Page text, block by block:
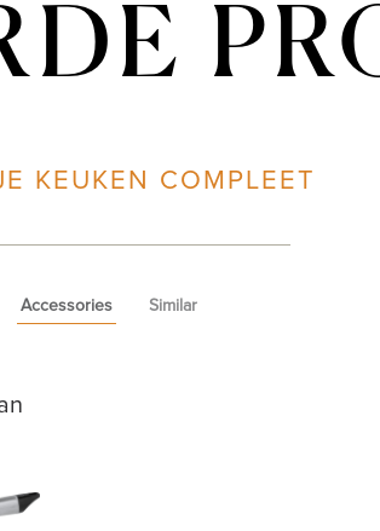
KEUKEN COMPLEET
Accessories Similar